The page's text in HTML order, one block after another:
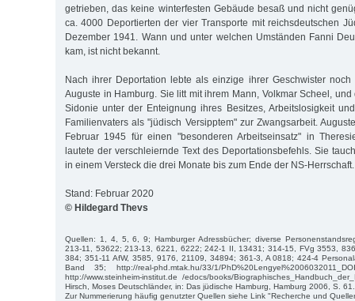
getrieben, das keine winterfesten Gebäude besaß und nicht
ca. 4000 Deportierten der vier Transporte mit reichsdeutschen
Dezember 1941. Wann und unter welchen Umständen Fanni
kam, ist nicht bekannt.
Nach ihrer Deportation lebte als einzige ihrer Geschwister
Auguste in Hamburg. Sie litt mit ihrem Mann, Volkmar Scheel,
Sidonie unter der Enteignung ihres Besitzes, Arbeitslosigkeit
Familienvaters als "jüdisch Versipptem" zur Zwangsarbeit.
Februar 1945 für einen "besonderen Arbeitseinsatz" in
lautete der verschleiernde Text des Deportationsbefehls. Sie
in einem Versteck die drei Monate bis zum Ende der NS-Herrschaft.
Stand: Februar 2020
© Hildegard Thevs
Quellen: 1, 4, 5, 6, 9; Hamburger Adressbücher; diverse
213-11, 53622; 213-13, 6221, 6222; 242-1 II, 13431; 314-15, FVg 3553,
384; 351-11 AfW, 3585, 9176, 21109, 34894; 361-3, A 0818; 424-4
Band 35; http://real-phd.mtak.hu/33/1/
http://www.steinheim-institut.de /edocs/books/
Hirsch, Moses Deutschländer, in: Das jüdische Hamburg, Hamburg 2006, S. 61.
Zur Nummerierung häufig genutzter Quellen siehe Link "Recherche und